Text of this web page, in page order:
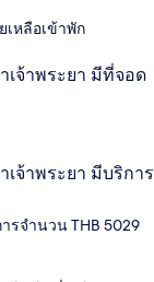
หลือเข้าพัก
จ้าพระยา มีที่จอด
จ้าพระยา มีบริการ
รจำนวน THB 5029